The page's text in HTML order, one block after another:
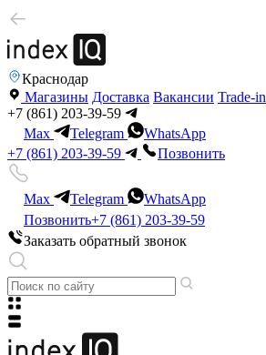
Краснодар
Магазины Доставка Вакансии Trade-in
+7 (861) 203-39-59
Max
Telegram
WhatsApp
+7 (861) 203-39-59
Позвонить
Max Telegram
WhatsApp
Позвонить+7 (861) 203-39-59
Заказать обратный звонок